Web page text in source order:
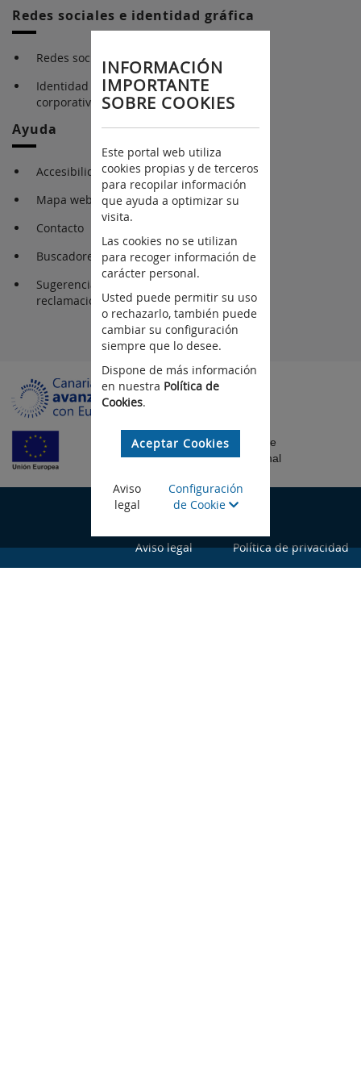
Redes sociales e identidad gráfica
Redes sociales
Identidad gráfica
corporativa
Ayuda
Accesibilidad
Mapa web
Contacto
Buscadores
Sugerencia y
reclamaciones
Fondo Europeo de
Desarrollo Regional
©Gobierno de Canarias
Aviso legal Política de privacidad
INFORMACIÓN
IMPORTANTE
SOBRE COOKIES
Este portal web utiliza
cookies propias y de terceros
para recopilar información
que ayuda a optimizar su
visita.
Las cookies no se utilizan
para recoger información de
carácter personal.
Usted puede permitir su uso
o rechazarlo, también puede
cambiar su configuración
siempre que lo desee.
Dispone de más información
en nuestra Política de
Cookies.
Aceptar Cookies
Aviso
legal
Configuración
de Cookie